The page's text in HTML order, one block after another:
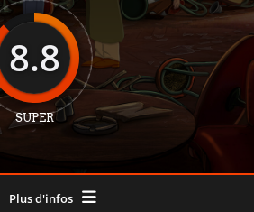
8.8
SUPER
Plus d'infos